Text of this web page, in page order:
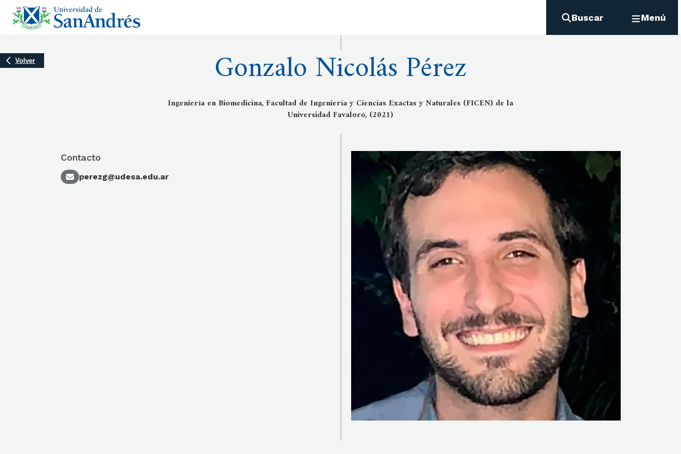
Buscar Menú
Volver Gonzalo Nicolás Pérez
Ingeniería en Biomedicina, Facultad de Ingeniería y Ciencias Exactas y Naturales (FICEN) de la
Universidad Favaloro, (2021)
Contacto
perezg@udesa.edu.ar